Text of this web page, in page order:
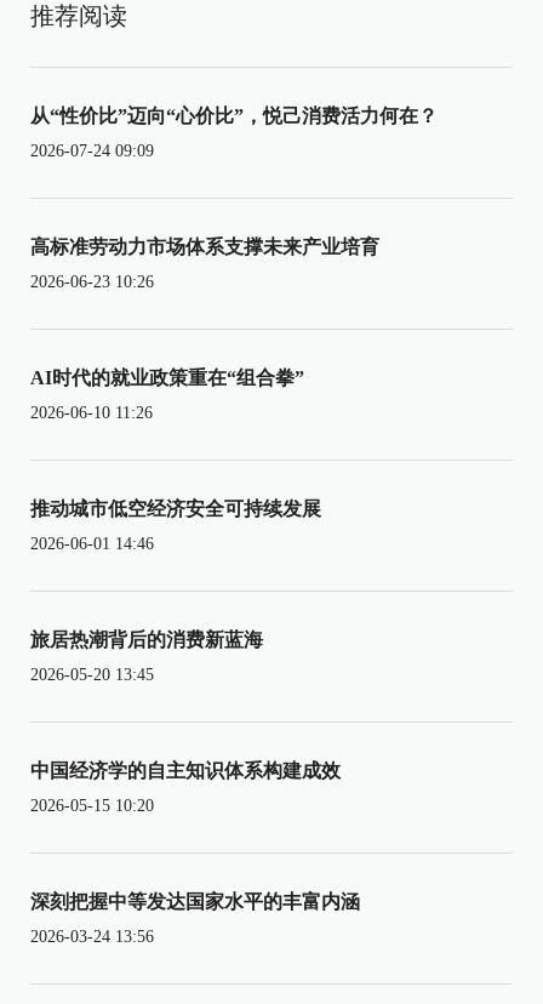
推荐阅读
从“性价比”迈向“心价比”，悦己消费活力何在？
2026-07-24 09:09
高标准劳动力市场体系支撑未来产业培育
2026-06-23 10:26
AI时代的就业政策重在“组合拳”
2026-06-10 11:26
推动城市低空经济安全可持续发展
2026-06-01 14:46
旅居热潮背后的消费新蓝海
2026-05-20 13:45
中国经济学的自主知识体系构建成效
2026-05-15 10:20
深刻把握中等发达国家水平的丰富内涵
2026-03-24 13:56